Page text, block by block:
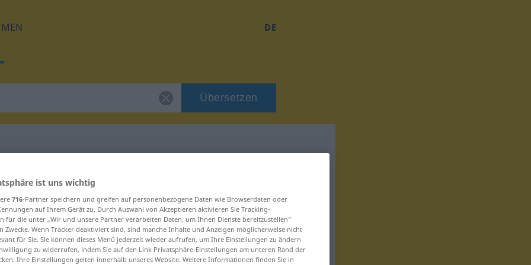
DE
Übersetzen
für "Branche"
ist uns wichtig
716-Partner speichern und greifen auf personenbezogene Daten wie Browserdaten oder
auf Ihrem Gerät zu. Durch Auswahl von Akzeptieren aktivieren Sie Tracking-
für die unter „Wir und unsere Partner verarbeiten Daten, um Ihnen Dienste bereitzustellen“
Zwecke. Wenn Tracker deaktiviert sind, sind manche Inhalte und Anzeigen möglicherweise nicht
für Sie. Sie können dieses Menü jederzeit wieder aufrufen, um Ihre Einstellungen zu ändern
zu widerrufen, indem Sie auf den Link Privatsphäre-Einstellungen am unteren Rand der
Ihre Einstellungen gelten innerhalb unseres Website. Weitere Informationen finden Sie in